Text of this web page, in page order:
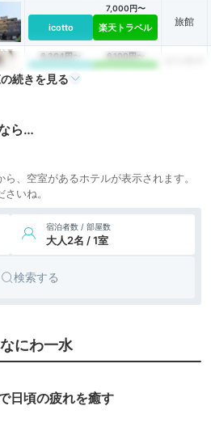
icotto
7,000円〜
楽天トラベル 旅館
6,304円〜
icotto
6,100円〜
楽天トラベル
26,086円〜
icotto 楽天トラベル 旅館
続きを見る
ら…
、空室があるホテルが表示されます。
いね。
宿泊者数 / 部屋数
大人2名 / 1室
検索する
にわ一水
日頃の疲れを癒す